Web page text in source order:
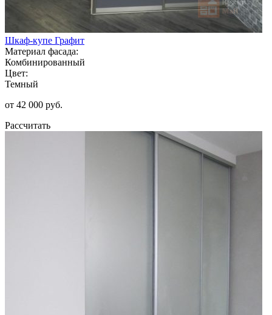
Шкаф-купе Графит
Материал фасада:
Комбинированный
Цвет:
Темный
от 42 000 руб.
Рассчитать